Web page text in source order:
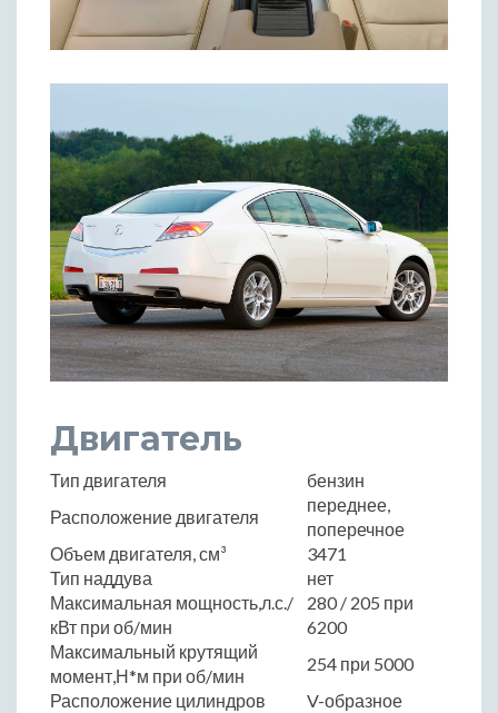
Двигатель
Тип двигателя
бензин
Расположение двигателя
переднее,
поперечное
Объем двигателя, см³
3471
Тип наддува
нет
Максимальная мощность,л.с./
кВт при об/мин
280 / 205 при
6200
Максимальный крутящий
момент,Н*м при об/мин
254 при 5000
Расположение цилиндров
V-образное